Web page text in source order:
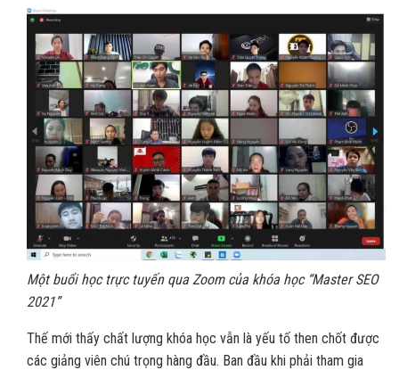
Một buổi học trực tuyến qua Zoom của khóa học “Master SEO
2021”
Thế mới thấy chất lượng khóa học vẫn là yếu tố then chốt được
các giảng viên chú trọng hàng đầu. Ban đầu khi phải tham gia